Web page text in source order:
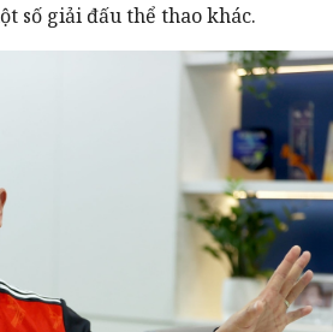
số giải đấu thể thao khác.